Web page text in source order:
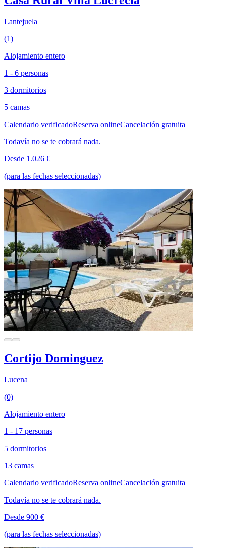
Lantejuela
(1)
Alojamiento entero
1 - 6 personas
3 dormitorios
5 camas
Calendario verificadoReserva onlineCancelación gratuita
Todavía no se te cobrará nada.
Desde 1.026 €
(para las fechas seleccionadas)
Cortijo Dominguez
Lucena
(0)
Alojamiento entero
1 - 17 personas
5 dormitorios
13 camas
Calendario verificadoReserva onlineCancelación gratuita
Todavía no se te cobrará nada.
Desde 900 €
(para las fechas seleccionadas)